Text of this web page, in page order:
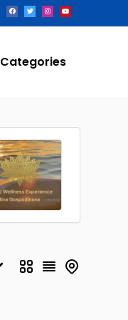
Categories